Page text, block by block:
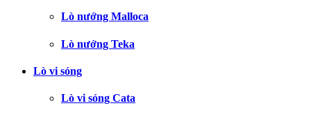
Lò nướng Malloca
Lò nướng Teka
Lò vi sóng
Lò vi sóng Cata